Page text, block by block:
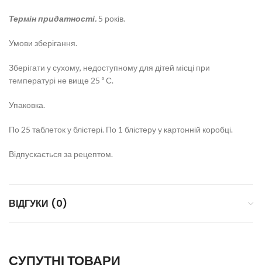
Термін придатності. 5 років.
Умови зберігання.
Зберігати у сухому, недоступному для дітей місці при
температурі не вище 25 º С.
Упаковка.
По 25 таблеток у блістері. По 1 блістеру у картонній коробці.
Відпускається за рецептом.
ВІДГУКИ (0)
СУПУТНІ ТОВАРИ